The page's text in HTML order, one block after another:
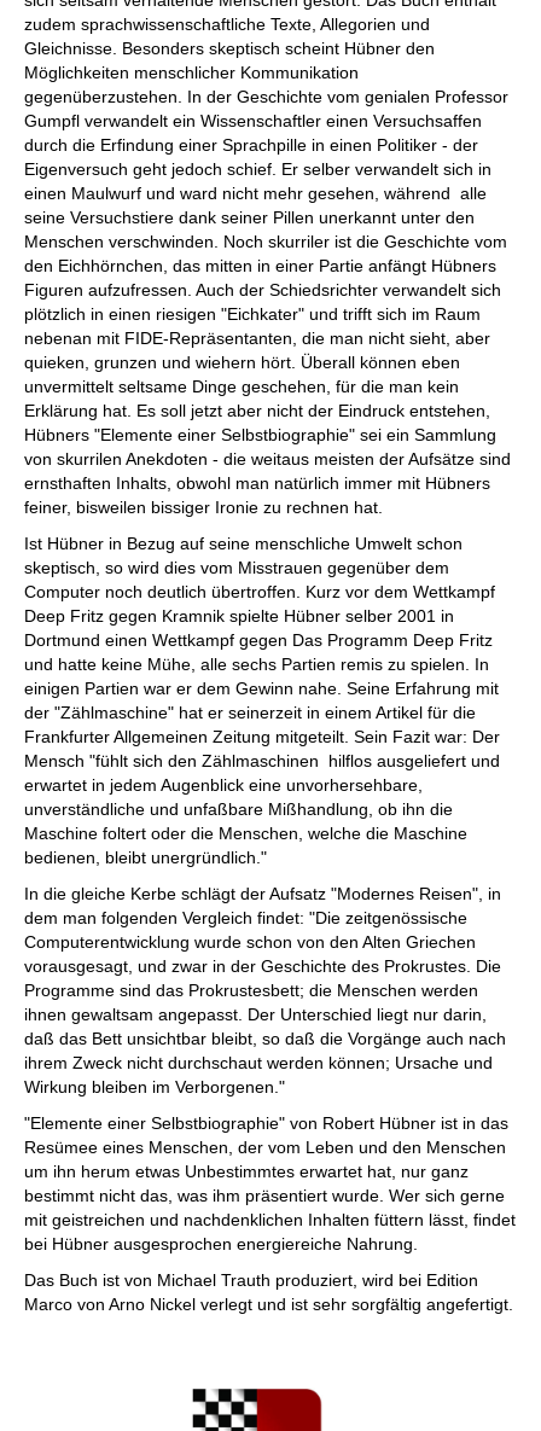
zudem sprachwissenschaftliche Texte, Allegorien und
Gleichnisse. Besonders skeptisch scheint Hübner den
Möglichkeiten menschlicher Kommunikation
gegenüberzustehen. In der Geschichte vom genialen Professor
Gumpfl verwandelt ein Wissenschaftler einen Versuchsaffen
durch die Erfindung einer Sprachpille in einen Politiker - der
Eigenversuch geht jedoch schief. Er selber verwandelt sich in
einen Maulwurf und ward nicht mehr gesehen, während alle
seine Versuchstiere dank seiner Pillen unerkannt unter den
Menschen verschwinden. Noch skurriler ist die Geschichte vom
den Eichhörnchen, das mitten in einer Partie anfängt Hübners
Figuren aufzufressen. Auch der Schiedsrichter verwandelt sich
plötzlich in einen riesigen "Eichkater" und trifft sich im Raum
nebenan mit FIDE-Repräsentanten, die man nicht sieht, aber
quieken, grunzen und wiehern hört. Überall können eben
unvermittelt seltsame Dinge geschehen, für die man kein
Erklärung hat. Es soll jetzt aber nicht der Eindruck entstehen,
Hübners "Elemente einer Selbstbiographie" sei ein Sammlung
von skurrilen Anekdoten - die weitaus meisten der Aufsätze sind
ernsthaften Inhalts, obwohl man natürlich immer mit Hübners
feiner, bisweilen bissiger Ironie zu rechnen hat.
Ist Hübner in Bezug auf seine menschliche Umwelt schon
skeptisch, so wird dies vom Misstrauen gegenüber dem
Computer noch deutlich übertroffen. Kurz vor dem Wettkampf
Deep Fritz gegen Kramnik spielte Hübner selber 2001 in
Dortmund einen Wettkampf gegen Das Programm Deep Fritz
und hatte keine Mühe, alle sechs Partien remis zu spielen. In
einigen Partien war er dem Gewinn nahe. Seine Erfahrung mit
der "Zählmaschine" hat er seinerzeit in einem Artikel für die
Frankfurter Allgemeinen Zeitung mitgeteilt. Sein Fazit war: Der
Mensch "fühlt sich den Zählmaschinen hilflos ausgeliefert und
erwartet in jedem Augenblick eine unvorhersehbare,
unverständliche und unfaßbare Mißhandlung, ob ihn die
Maschine foltert oder die Menschen, welche die Maschine
bedienen, bleibt unergründlich."
In die gleiche Kerbe schlägt der Aufsatz "Modernes Reisen", in
dem man folgenden Vergleich findet: "Die zeitgenössische
Computerentwicklung wurde schon von den Alten Griechen
vorausgesagt, und zwar in der Geschichte des Prokrustes. Die
Programme sind das Prokrustesbett; die Menschen werden
ihnen gewaltsam angepasst. Der Unterschied liegt nur darin,
daß das Bett unsichtbar bleibt, so daß die Vorgänge auch nach
ihrem Zweck nicht durchschaut werden können; Ursache und
Wirkung bleiben im Verborgenen."
"Elemente einer Selbstbiographie" von Robert Hübner ist in das
Resümee eines Menschen, der vom Leben und den Menschen
um ihn herum etwas Unbestimmtes erwartet hat, nur ganz
bestimmt nicht das, was ihm präsentiert wurde. Wer sich gerne
mit geistreichen und nachdenklichen Inhalten füttern lässt, findet
bei Hübner ausgesprochen energiereiche Nahrung.
Das Buch ist von Michael Trauth produziert, wird bei Edition
Marco von Arno Nickel verlegt und ist sehr sorgfältig angefertigt.